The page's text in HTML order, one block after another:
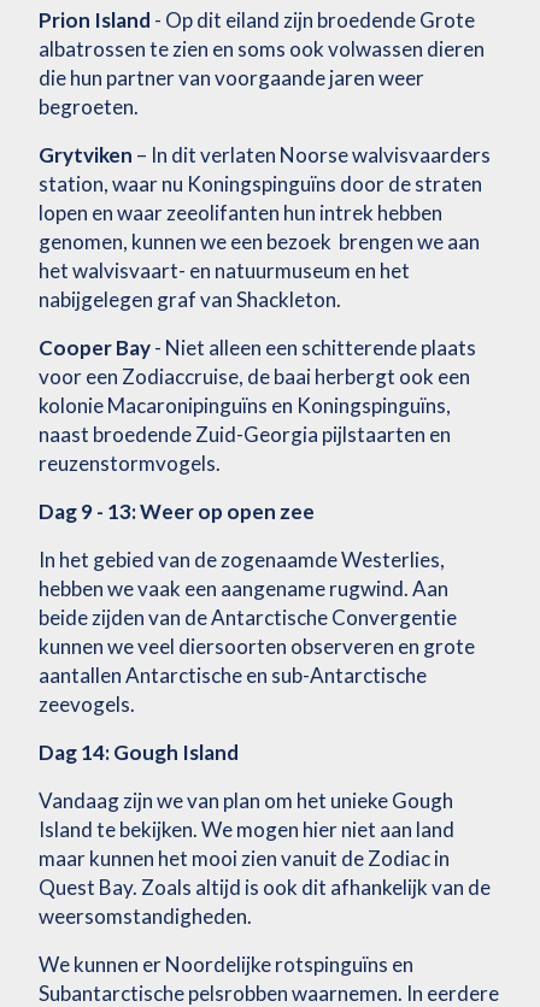
Prion Island - Op dit eiland zijn broedende Grote
albatrossen te zien en soms ook volwassen dieren
die hun partner van voorgaande jaren weer
begroeten.
Grytviken – In dit verlaten Noorse walvisvaarders
station, waar nu Koningspinguïns door de straten
lopen en waar zeeolifanten hun intrek hebben
genomen, kunnen we een bezoek brengen we aan
het walvisvaart- en natuurmuseum en het
nabijgelegen graf van Shackleton.
Cooper Bay- Niet alleen een schitterende plaats
voor een Zodiaccruise, de baai herbergt ook een
kolonie Macaronipinguïns en Koningspinguïns,
naast broedende Zuid-Georgia pijlstaarten en
reuzenstormvogels.
Dag 9 - 13: Weer op open zee
In het gebied van de zogenaamde Westerlies,
hebben we vaak een aangename rugwind. Aan
beide zijden van de Antarctische Convergentie
kunnen we veel diersoorten observeren en grote
aantallen Antarctische en sub-Antarctische
zeevogels.
Dag 14: Gough Island
Vandaag zijn we van plan om het unieke Gough
Island te bekijken. We mogen hier niet aan land
maar kunnen het mooi zien vanuit de Zodiac in
Quest Bay. Zoals altijd is ook dit afhankelijk van de
weersomstandigheden.
We kunnen er Noordelijke rotspinguïns en
Subantarctische pelsrobben waarnemen. In eerdere